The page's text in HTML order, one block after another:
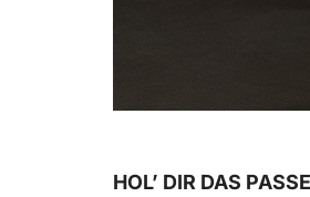
HOL’ DIR DAS